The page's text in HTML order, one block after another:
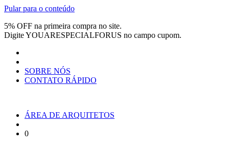
Pular para o conteúdo
5% OFF na primeira compra no site.
DigiteYOUARESPECIALFORUS no campo cupom.
SOBRE NÓS
CONTATO RÁPIDO
ÁREA DE ARQUITETOS
0